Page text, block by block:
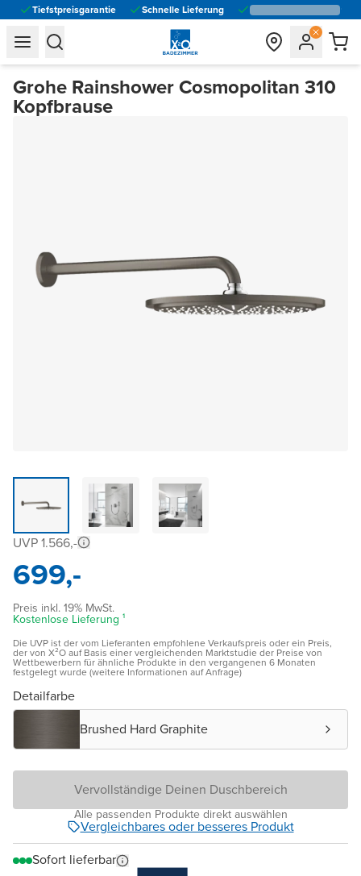
Tiefstpreisgarantie Schnelle Lieferung
general.navigation.toggle_menu.label
general.navigation.toggle_menu.label
Grohe Rainshower Cosmopolitan 310
Kopfbrause
UVP 1.566,-
699,-
Preis inkl. 19% MwSt.
Kostenlose Lieferung ¹
Die UVP ist der vom Lieferanten empfohlene Verkaufspreis oder ein Preis,
der von X²O auf Basis einer vergleichenden Marktstudie der Preise von
Wettbewerbern für ähnliche Produkte in den vergangenen 6 Monaten
festgelegt wurde (weitere Informationen auf Anfrage)
Detailfarbe
Brushed Hard Graphite
Vervollständige Deinen Duschbereich
Alle passenden Produkte direkt auswählen
Vergleichbares oder besseres Produkt
Sofort lieferbar